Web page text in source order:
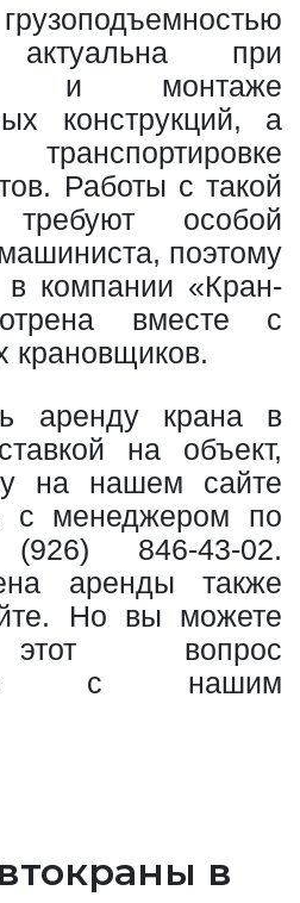
при
и монтаже
конструкций, а
Работы с такой
требуют особой
поэтому
в компании «Кран-
вместе с
крановщиков.
аренду крана в
на объект,
на нашем сайте
с менеджером по
846-43-02.
аренды также
Но вы можете
вопрос
с нашим
в